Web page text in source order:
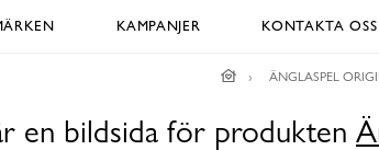
KAMPANJER KONTAKTA OSS
ÄNGLASPEL
en bildsida för produkten